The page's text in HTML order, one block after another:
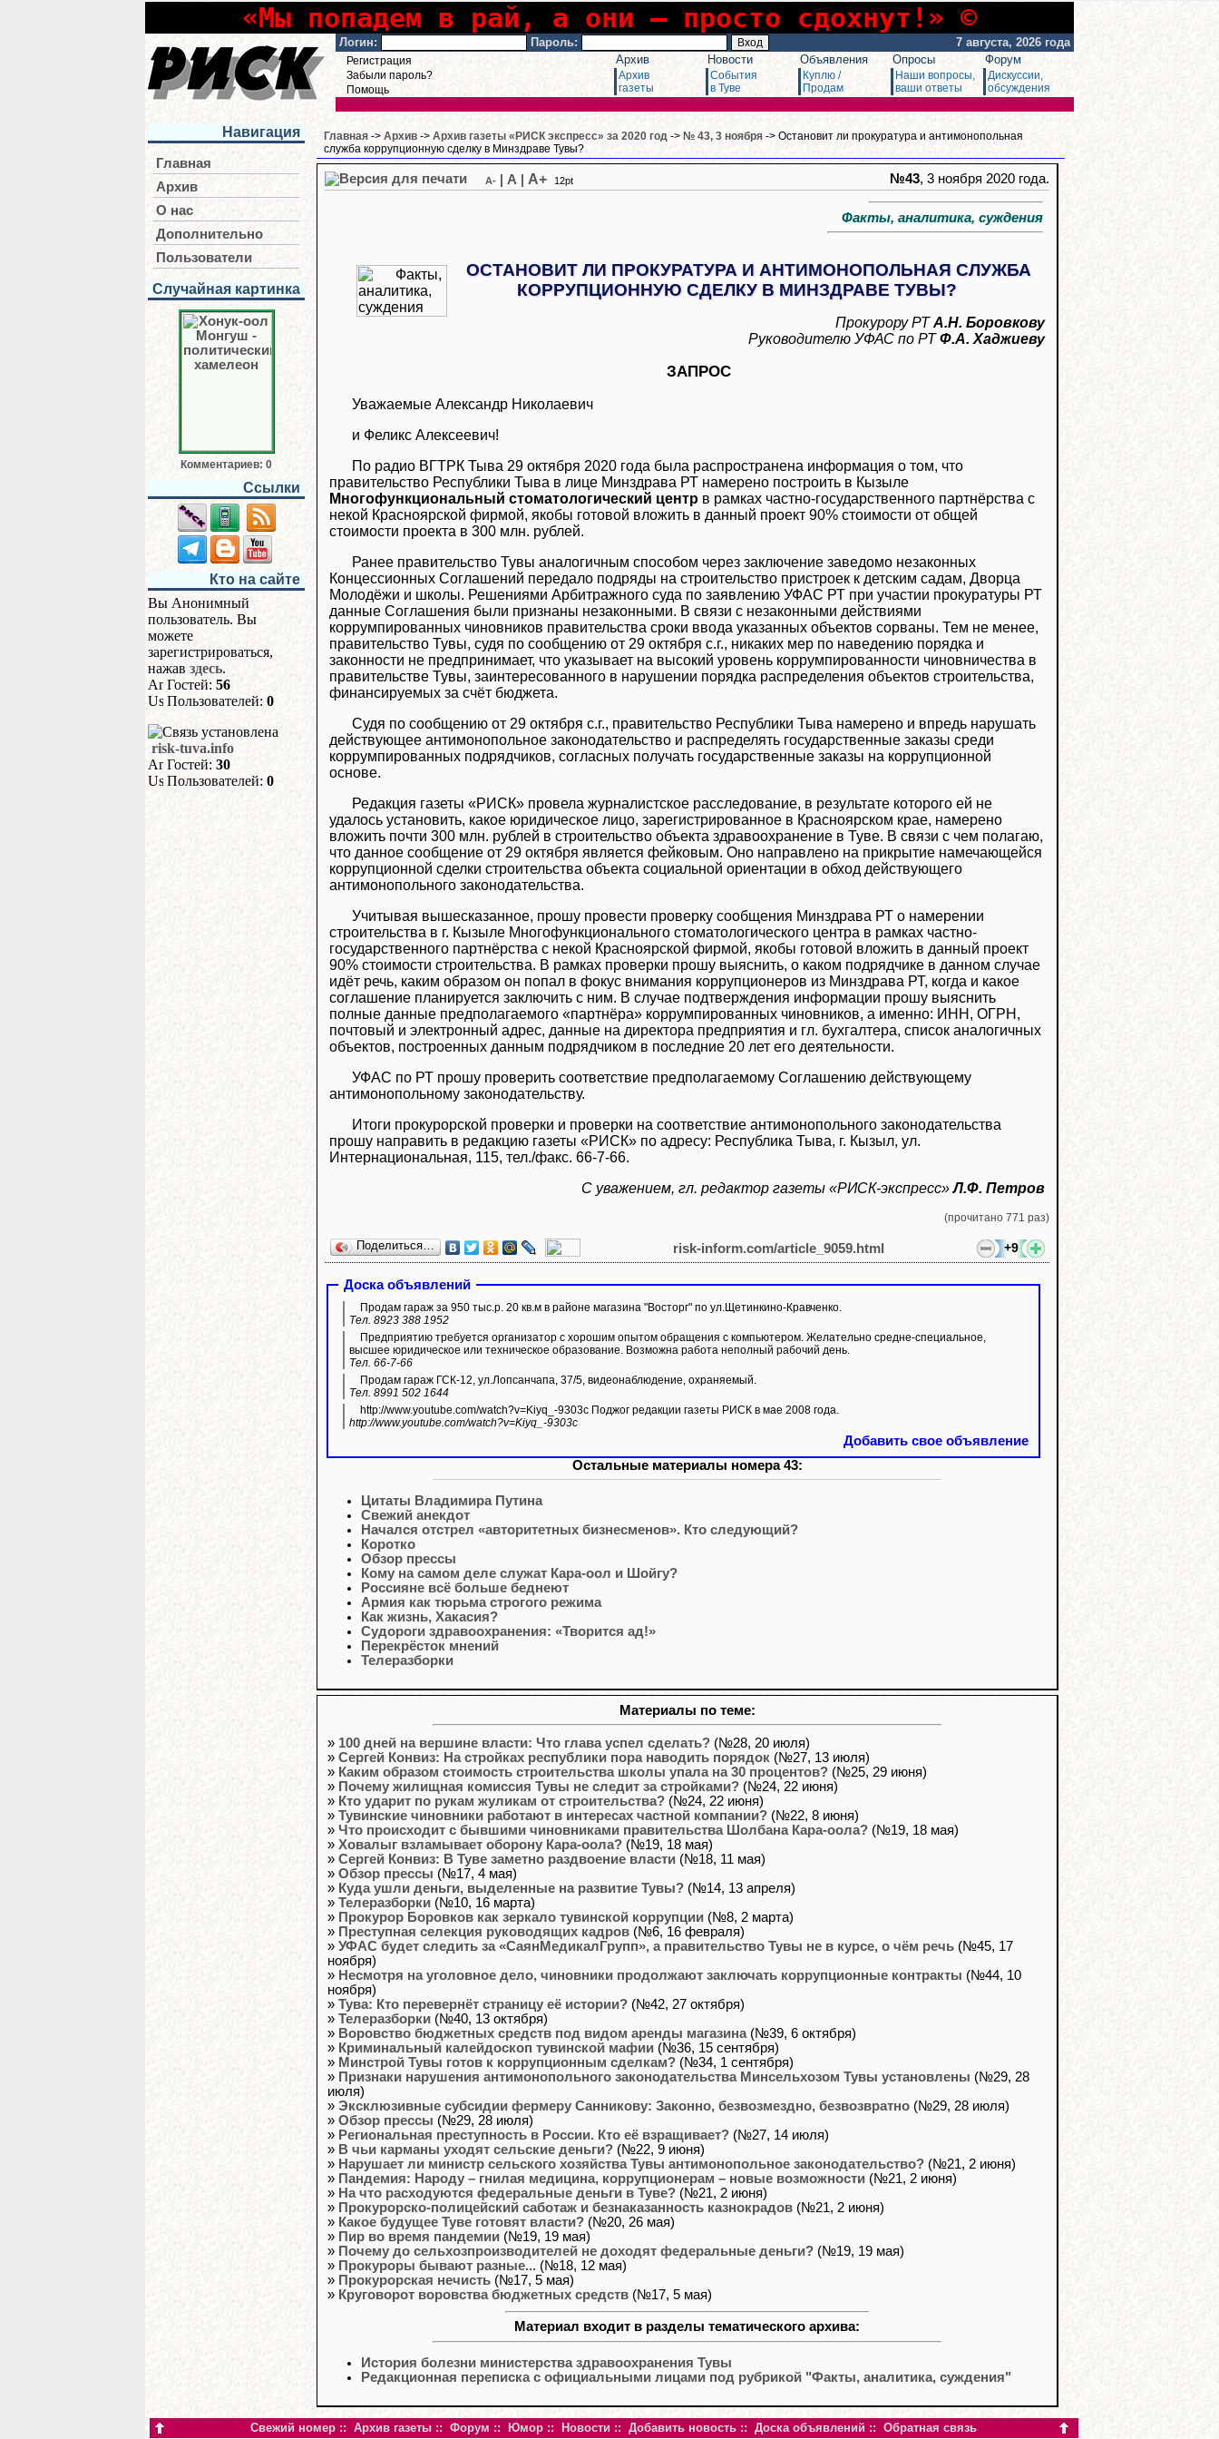
«Мы попадем в рай, а они – просто сдохнут!» ©
Логин: Пароль: 7 августа, 2026 года
Регистрация
Забыли пароль?
Помощь
Архив
Архив
газеты
Новости
События
в Туве
Объявления
Куплю /
Продам
Опросы
Наши вопросы,
ваши ответы
Форум
Дискуссии,
обсуждения
Навигация
Главная
Архив
О нас
Дополнительно
Пользователи
Случайная картинка
Комментариев: 0
Ссылки
Кто на сайте
Вы Анонимный
пользователь. Вы
можете
зарегистрироваться,
нажав здесь.
Гостей: 56
Пользователей: 0
risk-tuva.info
Гостей: 30
Пользователей: 0
Главная -> Архив -> Архив газеты «РИСК экспресс» за 2020 год -> № 43, 3 ноября -> Остановит ли прокуратура и антимонопольная
служба коррупционную сделку в Минздраве Тувы?
A- A A+ 12pt №43, 3 ноября 2020 года.
Факты, аналитика, суждения
ОСТАНОВИТ ЛИ ПРОКУРАТУРА И АНТИМОНОПОЛЬНАЯ СЛУЖБА
КОРРУПЦИОННУЮ СДЕЛКУ В МИНЗДРАВЕ ТУВЫ?
Прокурору РТА.Н. Боровкову
Руководителю УФАС по РТФ.А. Хаджиеву
ЗАПРОС
Уважаемые Александр Николаевич
и Феликс Алексеевич!
По радио ВГТРК Тыва 29 октября 2020 года была распространена информация о том, что
правительство Республики Тыва в лице Минздрава РТ намерено построить в Кызыле
Многофункциональный стоматологический центр в рамках частно-государственного партнёрства с
некой Красноярской фирмой, якобы готовой вложить в данный проект 90% стоимости от общей
стоимости проекта в 300 млн. рублей.
Ранее правительство Тувы аналогичным способом через заключение заведомо незаконных
Концессионных Соглашений передало подряды на строительство пристроек к детским садам, Дворца
Молодёжи и школы. Решениями Арбитражного суда по заявлению УФАС РТ при участии прокуратуры РТ
данные Соглашения были признаны незаконными. В связи с незаконными действиями
коррумпированных чиновников правительства сроки ввода указанных объектов сорваны. Тем не менее,
правительство Тувы, судя по сообщению от 29 октября с.г., никаких мер по наведению порядка и
законности не предпринимает, что указывает на высокий уровень коррумпированности чиновничества в
правительстве Тувы, заинтересованного в нарушении порядка распределения объектов строительства,
финансируемых за счёт бюджета.
Судя по сообщению от 29 октября с.г., правительство Республики Тыва намерено и впредь нарушать
действующее антимонопольное законодательство и распределять государственные заказы среди
коррумпированных подрядчиков, согласных получать государственные заказы на коррупционной
основе.
Редакция газеты «РИСК» провела журналистское расследование, в результате которого ей не
удалось установить, какое юридическое лицо, зарегистрированное в Красноярском крае, намерено
вложить почти 300 млн. рублей в строительство объекта здравоохранение в Туве. В связи с чем полагаю,
что данное сообщение от 29 октября является фейковым. Оно направлено на прикрытие намечающейся
коррупционной сделки строительства объекта социальной ориентации в обход действующего
антимонопольного законодательства.
Учитывая вышесказанное, прошу провести проверку сообщения Минздрава РТ о намерении
строительства в г. Кызыле Многофункционального стоматологического центра в рамках частно-
государственного партнёрства с некой Красноярской фирмой, якобы готовой вложить в данный проект
90% стоимости строительства. В рамках проверки прошу выяснить, о каком подрядчике в данном случае
идёт речь, каким образом он попал в фокус внимания коррупционеров из Минздрава РТ, когда и какое
соглашение планируется заключить с ним. В случае подтверждения информации прошу выяснить
полные данные предполагаемого «партнёра» коррумпированных чиновников, а именно: ИНН, ОГРН,
почтовый и электронный адрес, данные на директора предприятия и гл. бухгалтера, список аналогичных
объектов, построенных данным подрядчиком в последние 20 лет его деятельности.
УФАС по РТ прошу проверить соответствие предполагаемому Соглашению действующему
антимонопольному законодательству.
Итоги прокурорской проверки и проверки на соответствие антимонопольного законодательства
прошу направить в редакцию газеты «РИСК» по адресу: Республика Тыва, г. Кызыл, ул.
Интернациональная, 115, тел./факс. 66-7-66.
С уважением, гл. редактор газеты «РИСК-экспресс»Л.Ф. Петров
(прочитано 771 раз)
Поделиться… +9
risk-inform.com/article_9059.html
Доска объявлений
Продам гараж за 950 тыс.р. 20 кв.м в районе магазина "Восторг" по ул.Щетинкино-Кравченко.
Тел. 8923 388 1952
Предприятию требуется организатор с хорошим опытом обращения с компьютером. Желательно средне-специальное,
высшее юридическое или техническое образование. Возможна работа неполный рабочий день.
Тел. 66-7-66
Продам гараж ГСК-12, ул.Лопсанчапа, 37/5, видеонаблюдение, охраняемый.
Тел. 8991 502 1644
http://www.youtube.com/watch?v=Kiyq_-9303c Поджог редакции газеты РИСК в мае 2008 года.
http://www.youtube.com/watch?v=Kiyq_-9303c
Добавить свое объявление
Остальные материалы номера 43:
Цитаты Владимира Путина
Свежий анекдот
Начался отстрел «авторитетных бизнесменов». Кто следующий?
Коротко
Обзор прессы
Кому на самом деле служат Кара-оол и Шойгу?
Россияне всё больше беднеют
Армия как тюрьма строгого режима
Как жизнь, Хакасия?
Судороги здравоохранения: «Творится ад!»
Перекрёсток мнений
Телеразборки
Материалы по теме:
» 100 дней на вершине власти: Что глава успел сделать? (№28, 20 июля)
» Сергей Конвиз: На стройках республики пора наводить порядок (№27, 13 июля)
» Каким образом стоимость строительства школы упала на 30 процентов? (№25, 29 июня)
» Почему жилищная комиссия Тувы не следит за стройками? (№24, 22 июня)
» Кто ударит по рукам жуликам от строительства? (№24, 22 июня)
» Тувинские чиновники работают в интересах частной компании? (№22, 8 июня)
» Что происходит с бывшими чиновниками правительства Шолбана Кара-оола? (№19, 18 мая)
» Ховалыг взламывает оборону Кара-оола? (№19, 18 мая)
» Сергей Конвиз: В Туве заметно раздвоение власти (№18, 11 мая)
» Обзор прессы (№17, 4 мая)
» Куда ушли деньги, выделенные на развитие Тувы? (№14, 13 апреля)
» Телеразборки (№10, 16 марта)
» Прокурор Боровков как зеркало тувинской коррупции (№8, 2 марта)
» Преступная селекция руководящих кадров (№6, 16 февраля)
» УФАС будет следить за «СаянМедикалГрупп», а правительство Тувы не в курсе, о чём речь (№45, 17
ноября)
» Несмотря на уголовное дело, чиновники продолжают заключать коррупционные контракты (№44, 10
ноября)
» Тува: Кто перевернёт страницу её истории? (№42, 27 октября)
» Телеразборки (№40, 13 октября)
» Воровство бюджетных средств под видом аренды магазина(№39, 6 октября)
» Криминальный калейдоскоп тувинской мафии (№36, 15 сентября)
» Минстрой Тувы готов к коррупционным сделкам? (№34, 1 сентября)
» Признаки нарушения антимонопольного законодательства Минсельхозом Тувы установлены (№29, 28
июля)
» Эксклюзивные субсидии фермеру Санникову: Законно, безвозмездно, безвозвратно (№29, 28 июля)
» Обзор прессы (№29, 28 июля)
» Региональная преступность в России. Кто её взращивает? (№27, 14 июля)
» В чьи карманы уходят сельские деньги? (№22, 9 июня)
» Нарушает ли министр сельского хозяйства Тувы антимонопольное законодательство? (№21, 2 июня)
» Пандемия: Народу – гнилая медицина, коррупционерам – новые возможности (№21, 2 июня)
» На что расходуются федеральные деньги в Туве? (№21, 2 июня)
» Прокурорско-полицейский саботаж и безнаказанность казнокрадов (№21, 2 июня)
» Какое будущее Туве готовят власти? (№20, 26 мая)
» Пир во время пандемии (№19, 19 мая)
» Почему до сельхозпроизводителей не доходят федеральные деньги? (№19, 19 мая)
» Прокуроры бывают разные... (№18, 12 мая)
» Прокурорская нечисть (№17, 5 мая)
» Круговорот воровства бюджетных средств (№17, 5 мая)
Материал входит в разделы тематического архива:
История болезни министерства здравоохранения Тувы
Редакционная переписка с официальными лицами под рубрикой "Факты, аналитика, суждения"
Свежий номер :: Архив газеты :: Форум :: Юмор :: Новости :: Добавить новость :: Доска объявлений :: Обратная связь